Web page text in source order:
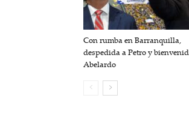
Con rumba en Barranquilla,
despedida a Petro y
Abelardo